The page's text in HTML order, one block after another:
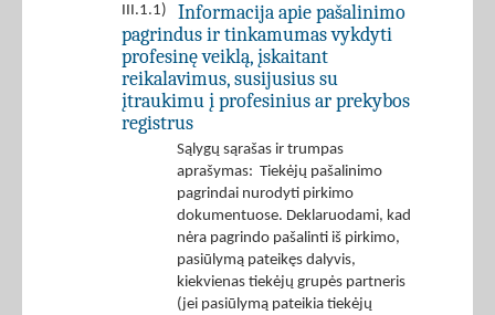
III.1.1)
Informacija apie pašalinimo
pagrindus ir tinkamumas vykdyti
profesinę veiklą, įskaitant
reikalavimus, susijusius su
įtraukimu į profesinius ar prekybos
registrus
Sąlygų sąrašas ir trumpas
aprašymas: Tiekėjų pašalinimo
pagrindai nurodyti pirkimo
dokumentuose. Deklaruodami, kad
nėra pagrindo pašalinti iš pirkimo,
pasiūlymą pateikęs dalyvis,
kiekvienas tiekėjų grupės partneris
(jei pasiūlymą pateikia tiekėjų